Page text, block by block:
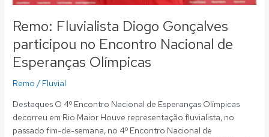
Remo: Fluvialista Diogo Gonçalves
participou no Encontro Nacional de
Esperanças Olímpicas
Remo / Fluvial
Destaques O 4º Encontro Nacional de Esperanças Olímpicas
decorreu em Rio Maior Houve representação fluvialista, no
passado fim-de-semana, no 4º Encontro Nacional de